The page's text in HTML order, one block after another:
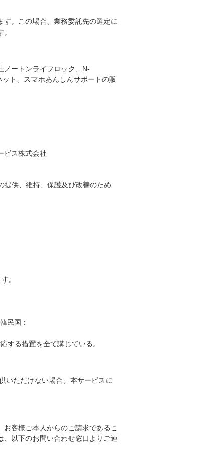
。この場合、業務委託先の選定に
ノートンライフロック、N-
ト、スマホあんしんサポートの販
ビス株式会社
供、維持、保護及び改善のため
。
民国：
する措置を全て講じている。
いただけない場合、本サービスに
客様ご本人からのご請求であるこ
以下のお問い合わせ窓口よりご連